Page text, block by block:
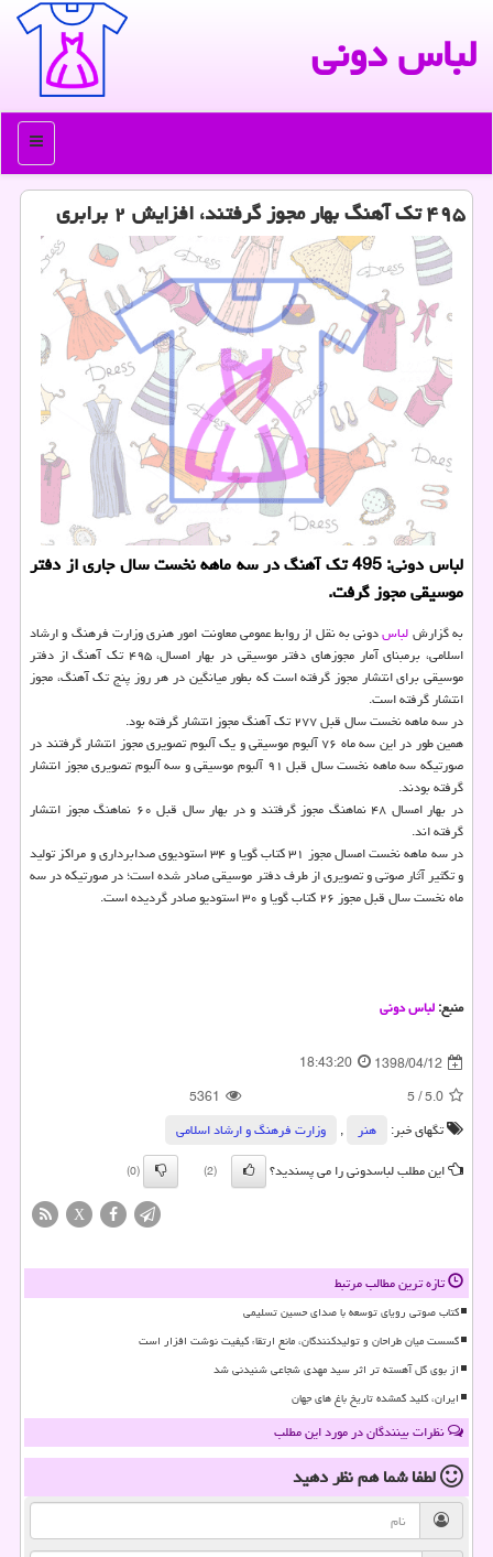
لباس دونی
منو
۴۹۵ تك آهنگ بهار مجوز گرفتند، افزایش ۲ برابری
لباس دونی: 495 تك آهنگ در سه ماهه نخست سال جاری از دفتر
موسیقی مجوز گرفت.
به گزارشلباسدونی به نقل از روابط عمومی معاونت امور هنری وزارت فرهنگ و ارشاد
اسلامی، برمبنای آمار مجوزهای دفتر موسیقی در بهار امسال، ۴۹۵ تك آهنگ از دفتر
موسیقی برای انتشار مجوز گرفته است كه بطور میانگین در هر روز پنج تك آهنگ، مجوز
انتشار گرفته است.
در سه ماهه نخست سال قبل ۲۷۷ تك آهنگ مجوز انتشار گرفته بود.
همین طور در این سه ماه ۷۶ آلبوم موسیقی و یك آلبوم تصویری مجوز انتشار گرفتند در
صورتیكه سه ماهه نخست سال قبل ۹۱ آلبوم موسیقی و سه آلبوم تصویری مجوز انتشار
گرفته بودند.
در بهار امسال ۴۸ نماهنگ مجوز گرفتند و در بهار سال قبل ۶۰ نماهنگ مجوز انتشار
گرفته اند.
در سه ماهه نخست امسال مجوز ۳۱ كتاب گویا و ۳۴ استودیوی صدابرداری و مراكز تولید
و تكثیر آثار صوتی و تصویری از طرف دفتر موسیقی صادر شده است؛ در صورتیكه در سه
ماه نخست سال قبل مجوز ۲۶ كتاب گویا و ۳۰ استودیو صادر گردیده است.
منبع:لباس دونی
1398/04/12
18:43:20
5.0
/
5
5361
تگهای خبر:
هنر ,
وزارت فرهنگ و ارشاد اسلامی
این مطلب لباسدونی را می پسندید؟
(2)
(0)
X
تازه ترین مطالب مرتبط
کتاب صوتی رویای توسعه با صدای حسین تسلیمی
گسست میان طراحان و تولیدکنندگان، مانع ارتقاء کیفیت نوشت افزار است
از بوی گل آهسته تر اثر سید مهدی شجاعی شنیدنی شد
ایران، کلید گمشده تاریخ باغ های جهان
نظرات بینندگان در مورد این مطلب
لطفا شما همنظر دهید